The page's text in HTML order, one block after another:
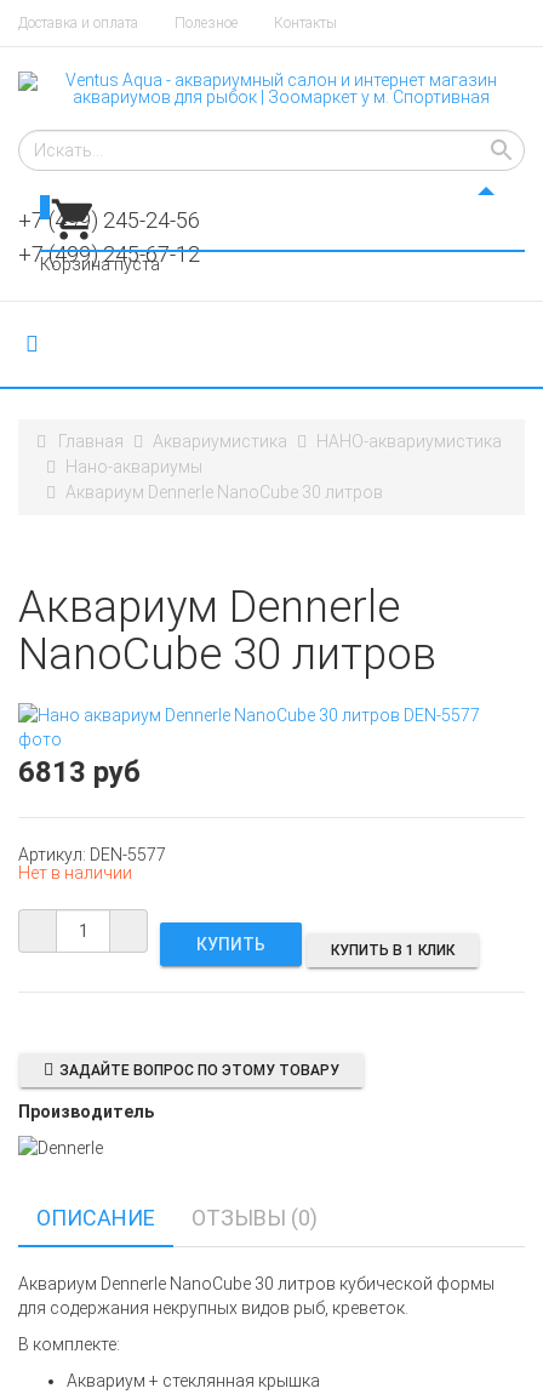
Доставка и оплата Полезное Контакты
+7 (499) 245-24-56
+7 (499) 245-67-12
Корзина пуста
Главная Аквариумистика
НАНО-аквариумистика
Нано-аквариумы
Аквариум Dennerle NanoCube 30 литров
Аквариум Dennerle
NanoCube 30 литров
6813 руб
Артикул: DEN-5577
Нет в наличии
КУПИТЬ В 1 КЛИК
ЗАДАЙТЕ ВОПРОС ПО ЭТОМУ ТОВАРУ
Производитель
ОПИСАНИЕ ОТЗЫВЫ (0)
Аквариум Dennerle NanoCube 30 литров кубической формы
для содержания некрупных видов рыб, креветок.
В комплекте:
Аквариум + стеклянная крышка